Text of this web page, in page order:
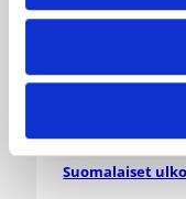
Suomalaiset